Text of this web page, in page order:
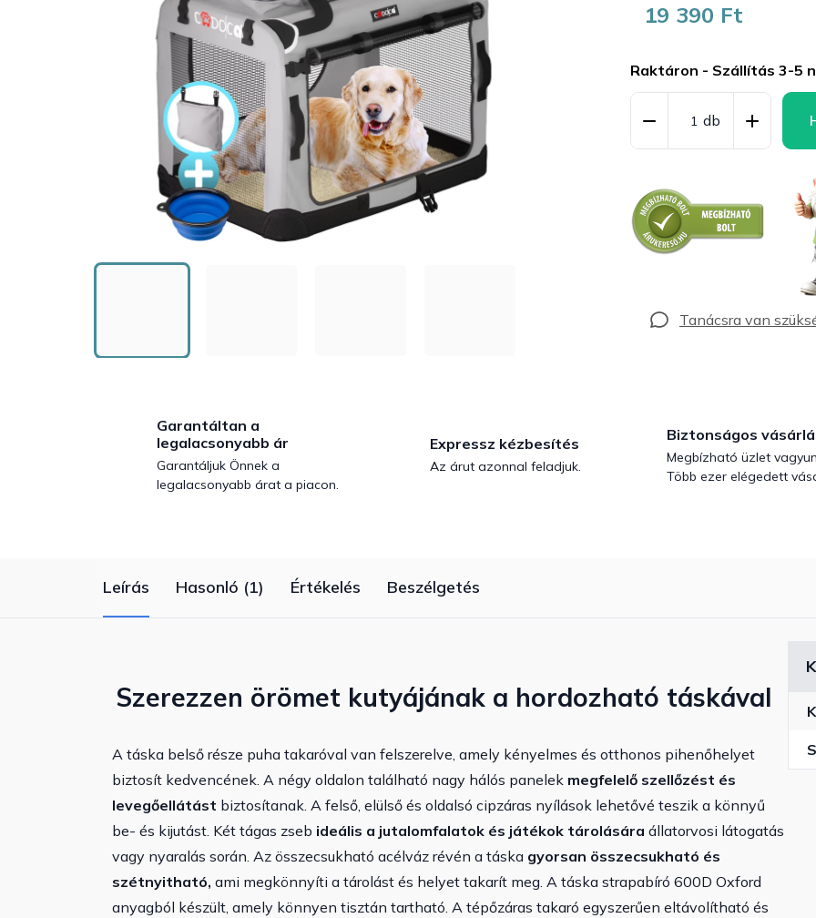
19 390 Ft
Raktáron - Szállítás 3-5
Garantáltan a
legalacsonyabb ár
Garantáljuk Önnek a
legalacsonyabb árat a piacon.
Expressz kézbesítés
Az árut azonnal feladjuk.
Biztonságos
Megbízható üzlet
Több ezer elégedett
Leírás Hasonló (1) Értékelés Beszélgetés
Szerezzen örömet kutyájának a hordozható táskával
A táska belső része puha takaróval van felszerelve, amely kényelmes és otthonos pihenőhelyet
biztosít kedvencének. A négy oldalon található nagy hálós panelek megfelelő szellőzést és
levegőellátást biztosítanak. A felső, elülső és oldalsó cipzáras nyílások lehetővé teszik a könnyű
be- és kijutást. Két tágas zseb ideális a jutalomfalatok és játékok tárolására állatorvosi látogatás
vagy nyaralás során. Az összecsukható acélváz révén a táska gyorsan összecsukható és
szétnyitható, ami megkönnyíti a tárolást és helyet takarít meg. A táska strapabíró 600D Oxford
anyagból készült, amely könnyen tisztán tartható. A tépőzáras takaró egyszerűen eltávolítható és